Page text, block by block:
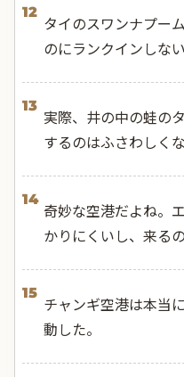
12
タイのスワンナプー
のにランクインしない
13
実際、井の中の蛙の
するのはふさわしく
14
奇妙な空港だよね。
かりにくいし、来る
15
チャンギ空港は本当
動した。